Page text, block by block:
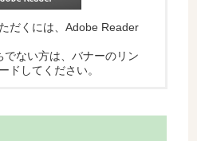
だくには、Adobe Reader
ない方は、バナーのリン
ドしてください。